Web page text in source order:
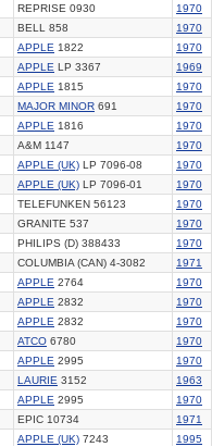
REPRISE 0930 1970
BELL 858 1970
APPLE 1822 1970
APPLE LP 3367
1969
APPLE 1815 1970
MAJOR MINOR 691
1970
APPLE 1816 1970
A&M 1147 1970
APPLE (UK) LP 7096-08
1970
APPLE (UK) LP 7096-01
1970
TELEFUNKEN 56123
1970
GRANITE 537
1970
PHILIPS (D) 388433 1970
COLUMBIA (CAN) 4-3082
1971
APPLE 2764 1970
APPLE 2832 1970
APPLE 2832 1970
ATCO 6780
1970
APPLE 2995 1970
LAURIE 3152 1963
APPLE 2995 1970
EPIC 10734 1971
APPLE (UK) 7243 1995